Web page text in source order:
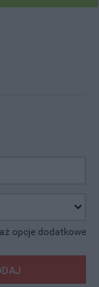
opcje dodatkowe